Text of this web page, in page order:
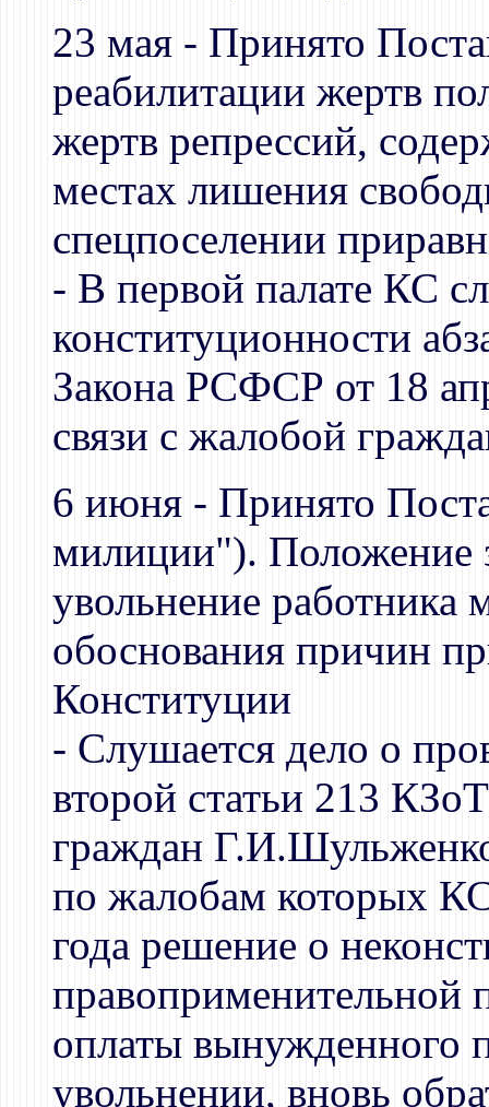
23 мая - Принято
реабилитации жертв
жертв репрессий,
местах лишения
спецпоселении
- В первой палате КС
конституционности
Закона РСФСР от 18
связи с жалобой
6 июня - Принято
милиции"). Положение
увольнение работника
обоснования причин
Конституции
- Слушается дело о
второй статьи 213
граждан
по жалобам которых
года решение о
правоприменительной
оплаты вынужденного
увольнении, вновь